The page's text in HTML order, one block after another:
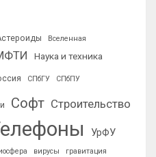
Вселенная
Наука и техника
СПбГУ СПбПУ
Софт Строительство
УрФУ
вирусы
гравитация